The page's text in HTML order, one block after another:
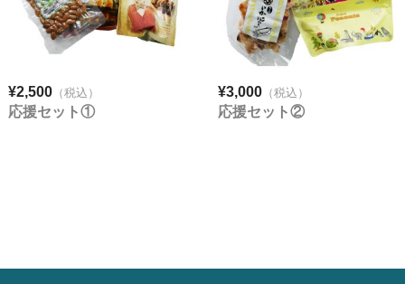
¥2,500（税込）
応援セット①
¥3,000 （税込）
応援セット②